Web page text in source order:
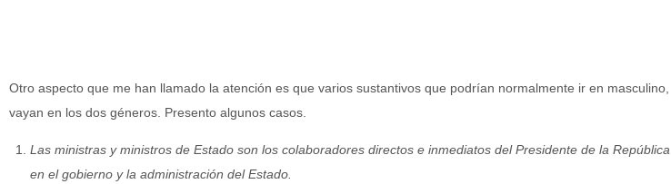
Otro aspecto que me han llamado la atención es que varios sustantivos que podrían normalmente ir en masculino,
vayan en los dos géneros. Presento algunos casos.
Las ministras y ministros de Estado son los colaboradores directos e inmediatos del Presidente de la República
en el gobierno y la administración del Estado.